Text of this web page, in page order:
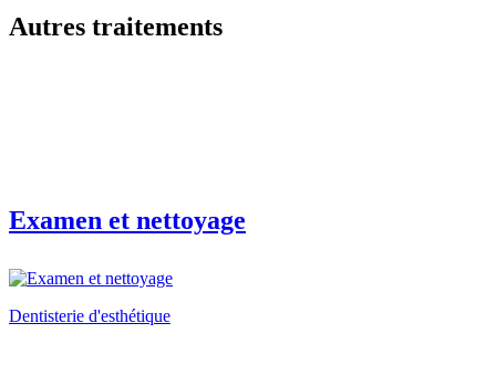
Autres traitements
Examen et nettoyage
Dentisterie d'esthétique